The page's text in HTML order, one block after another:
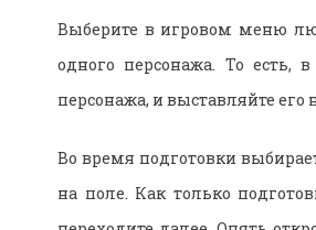
Выберите в игровом меню
одного персонажа. То есть,
персонажа, и выставляйте его
Во время подготовки
на поле. Как только